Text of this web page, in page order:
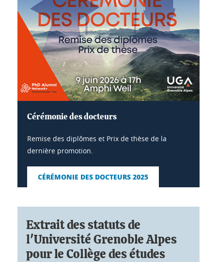
Cérémonie des docteurs
Remise des diplômes et Prix de thèse de la
dernière promotion.
CÉRÉMONIE DES DOCTEURS 2025
Extrait des statuts de
l'Université Grenoble Alpes
pour le Collège des études